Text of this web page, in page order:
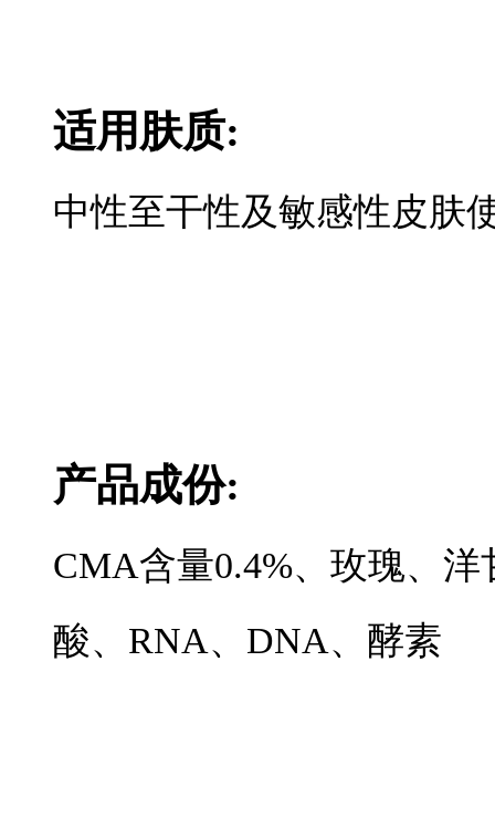
适用肤质:
中性至干性及敏感性皮肤
产品成份:
CMA含量0.4%、玫瑰、
酸、RNA、DNA、酵素